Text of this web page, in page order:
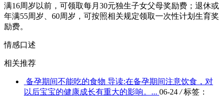
满16周岁以前，可领取每月30元独生子女父母奖励费；退休或
年满55周岁、60周岁，可按照相关规定领取一次性计划生育奖
励费。
情感口述
相关推荐
备孕期间不能吃的食物 导读:在备孕期间注意饮食，对
以后宝宝的健康成长有重大的影响。... 06-24 /标签：